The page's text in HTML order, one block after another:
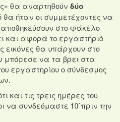
θα αναρτηθούν δύο
θα ήταν οι συμμετέχοντες να
στο φάκελο
και αφορά το εργαστήριό
εικόνες θα υπάρχουν στο
μπόρεσε να τα βρει στα
εργαστηρίου ο σύνδεσμος
και τις τρεις ημέρες του
να συνδεόμαστε 10΄πριν την